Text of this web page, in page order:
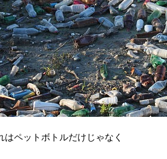
はペットボトルだけじゃなく